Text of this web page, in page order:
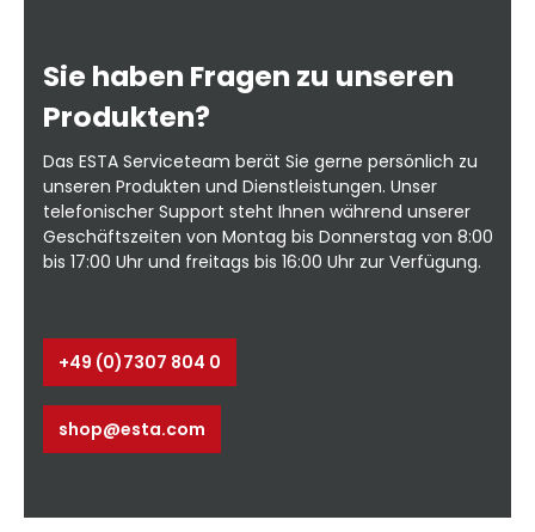
Sie haben Fragen zu unseren
Produkten?
Das ESTA Serviceteam berät Sie gerne persönlich zu
unseren Produkten und Dienstleistungen. Unser
telefonischer Support steht Ihnen während unserer
Geschäftszeiten von Montag bis Donnerstag von 8:00
bis 17:00 Uhr und freitags bis 16:00 Uhr zur Verfügung.
+49 (0)7307 804 0
shop@esta.com